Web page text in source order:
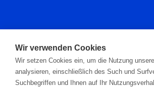
Zahlungsarten
Wir verwenden Cookies
Wir setzen Cookies ein, um die Nutzung
analysieren, einschließlich des Such und
Suchbegriffen und Ihnen auf Ihr